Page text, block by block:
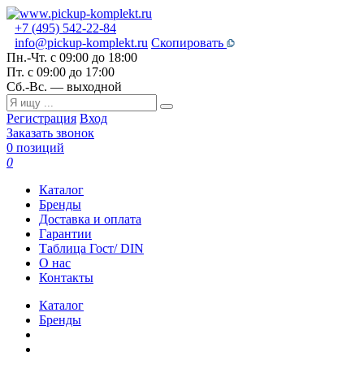
+7 (495) 542-22-84
info@pickup-komplekt.ru Скопировать
Пн.-Чт. с 09:00 до 18:00
Пт. с 09:00 до 17:00
Сб.-Вс. — выходной
Регистрация Вход
Заказать звонок
0 позиций
0
Каталог
Бренды
Доставка и оплата
Гарантии
Таблица Гост/ DIN
О нас
Контакты
Каталог
Бренды